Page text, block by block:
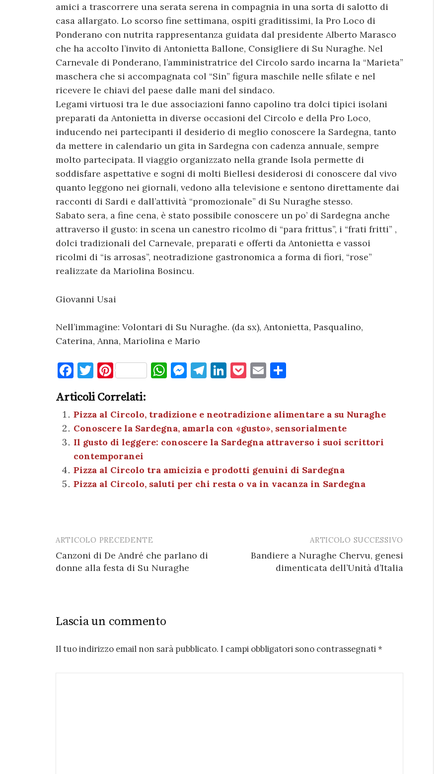
amici a trascorrere una serata serena in compagnia in una sorta di salotto di
casa allargato. Lo scorso fine settimana, ospiti graditissimi, la Pro Loco di
Ponderano con nutrita rappresentanza guidata dal presidente Alberto Marasco
che ha accolto l’invito di Antonietta Ballone, Consigliere di Su Nuraghe. Nel
Carnevale di Ponderano, l’amministratrice del Circolo sardo incarna la “Marieta”
maschera che si accompagnata col “Sin” figura maschile nelle sfilate e nel
ricevere le chiavi del paese dalle mani del sindaco.
Legami virtuosi tra le due associazioni fanno capolino tra dolci tipici isolani
preparati da Antonietta in diverse occasioni del Circolo e della Pro Loco,
inducendo nei partecipanti il desiderio di meglio conoscere la Sardegna, tanto
da mettere in calendario un gita in Sardegna con cadenza annuale, sempre
molto partecipata. Il viaggio organizzato nella grande Isola permette di
soddisfare aspettative e sogni di molti Biellesi desiderosi di conoscere dal vivo
quanto leggono nei giornali, vedono alla televisione e sentono direttamente dai
racconti di Sardi e dall’attività “promozionale” di Su Nuraghe stesso.
Sabato sera, a fine cena, è stato possibile conoscere un po’ di Sardegna anche
attraverso il gusto: in scena un canestro ricolmo di “para frittus”, i “frati fritti” ,
dolci tradizionali del Carnevale, preparati e offerti da Antonietta e vassoi
ricolmi di “is arrosas”, neotradizione gastronomica a forma di fiori, “rose”
realizzate da Mariolina Bosincu.
Giovanni Usai
Nell’immagine: Volontari di Su Nuraghe. (da sx), Antonietta, Pasqualino,
Caterina, Anna, Mariolina e Mario
F
c
e
b
o
o
k
T
it
te
r
Pi
er
es
t
W
s
A
p
p
M
n
g
er
T
gr
a
m
Li
e
dI
n
P
k
et
E
l di
vi
di
Articoli Correlati:
Pizza al Circolo, tradizione e neotradizione alimentare a su Nuraghe
Conoscere la Sardegna, amarla con «gusto», sensorialmente
Il gusto di leggere: conoscere la Sardegna attraverso i suoi scrittori
contemporanei
Pizza al Circolo tra amicizia e prodotti genuini di Sardegna
Pizza al Circolo, saluti per chi resta o va in vacanza in Sardegna
Post
navigation
ARTICOLO PRECEDENTE
Canzoni di De André che parlano di
donne alla festa di Su Nuraghe
ARTICOLO SUCCESSIVO
Bandiere a Nuraghe Chervu, genesi
dimenticata dell’Unità d’Italia
Lascia un commento
Il tuo indirizzo email non sarà pubblicato. I campi obbligatori sono contrassegnati*